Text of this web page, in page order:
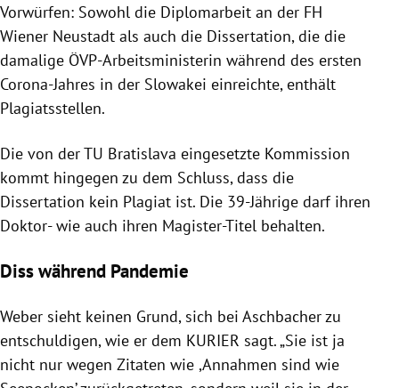
Vorwürfen: Sowohl die Diplomarbeit an der FH
Wiener Neustadt als auch die Dissertation, die die
damalige ÖVP-Arbeitsministerin während des ersten
Corona-Jahres in der Slowakei einreichte, enthält
Plagiatsstellen.
Die von der TU Bratislava eingesetzte Kommission
kommt hingegen zu dem Schluss, dass die
Dissertation kein Plagiat ist. Die 39-Jährige darf ihren
Doktor- wie auch ihren Magister-Titel behalten.
Diss während Pandemie
Weber sieht keinen Grund, sich bei Aschbacher zu
entschuldigen, wie er dem KURIER sagt. „Sie ist ja
nicht nur wegen Zitaten wie ,Annahmen sind wie